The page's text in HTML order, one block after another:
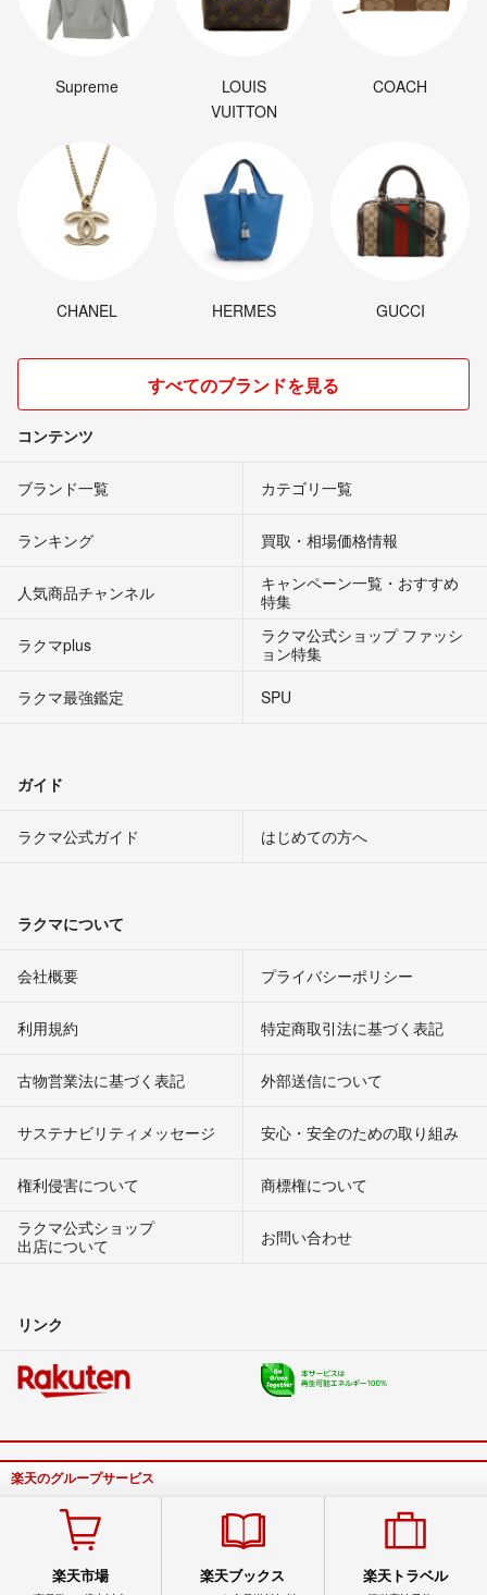
Supreme
LOUIS
VUITTON
COACH
CHANEL HERMES GUCCI
すべてのブランドを見る
コンテンツ
ブランド一覧 カテゴリ一覧
ランキング 買取・相場価格情報
人気商品チャンネル
キャンペーン一覧・おすすめ
特集
ラクマplus
ラクマ公式ショップ ファッシ
ョン特集
ラクマ最強鑑定
SPU
ガイド
ラクマ公式ガイド はじめての方へ
ラクマについて
会社概要 プライバシーポリシー
利用規約 特定商取引法に基づく表記
古物営業法に基づく表記 外部送信について
サステナビリティメッセージ 安心・安全のための取り組み
権利侵害について
商標権について
ラクマ公式ショップ
出店について
お問い合わせ
リンク
楽天のグループサービス
楽天市場 楽天ブックス 楽天トラベル